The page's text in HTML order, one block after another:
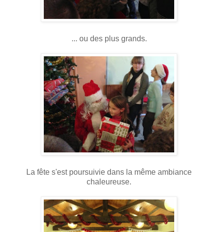
... ou des plus grands.
La fête s'est poursuivie dans la même ambiance
chaleureuse.